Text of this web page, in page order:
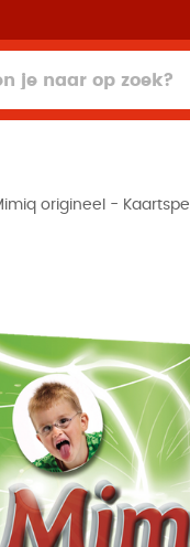
origineel - Kaartspel